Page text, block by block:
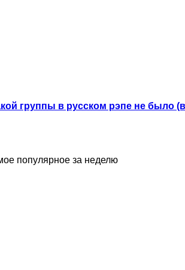
группы в русском рэпе не было
популярное за неделю